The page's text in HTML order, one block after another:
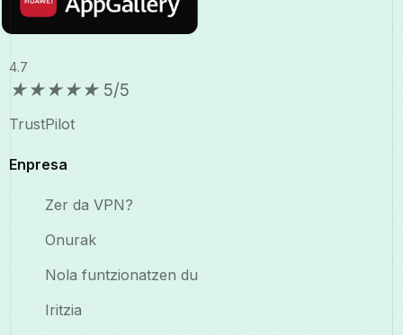
4.7
★★★★★ 5/5
TrustPilot
Enpresa
Zer da VPN?
Onurak
Nola funtzionatzen du
Iritzia